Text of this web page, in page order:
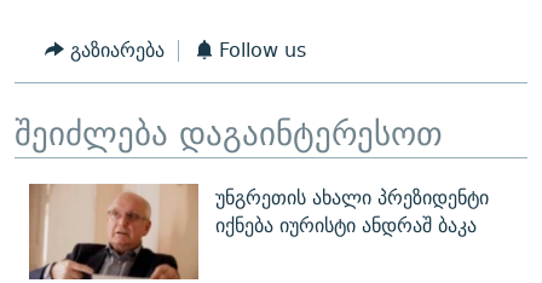
გაზიარება Follow us
შეიძლება დაგაინტერესოთ
უნგრეთის ახალი პრეზიდენტი
იქნება იურისტი ანდრაშ ბაკა